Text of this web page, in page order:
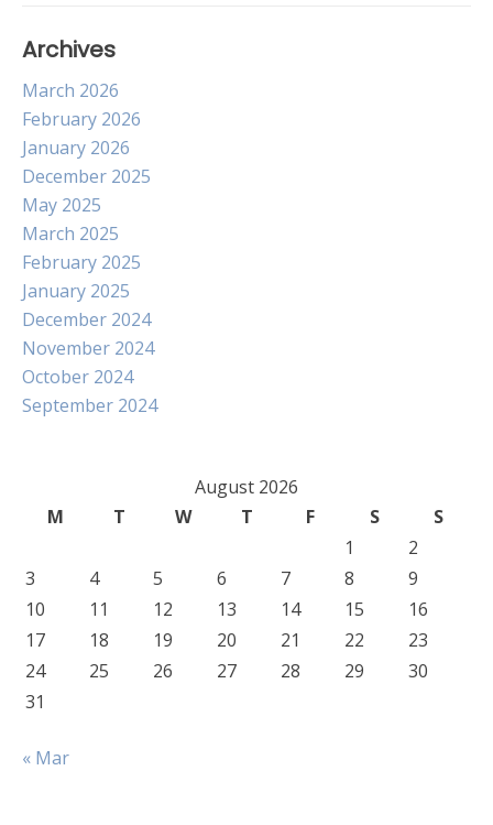
Archives
March 2026
February 2026
January 2026
December 2025
May 2025
March 2025
February 2025
January 2025
December 2024
November 2024
October 2024
September 2024
August 2026
M
T W T F S
S
1
2
3
4 5 6 7 8
9
10
11 12 13 14 15
16
17
18 19 20 21 22
23
24
25 26 27 28 29
30
31
« Mar